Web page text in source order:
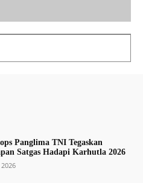
Panglima TNI Tegaskan
Satgas Hadapi Karhutla 2026